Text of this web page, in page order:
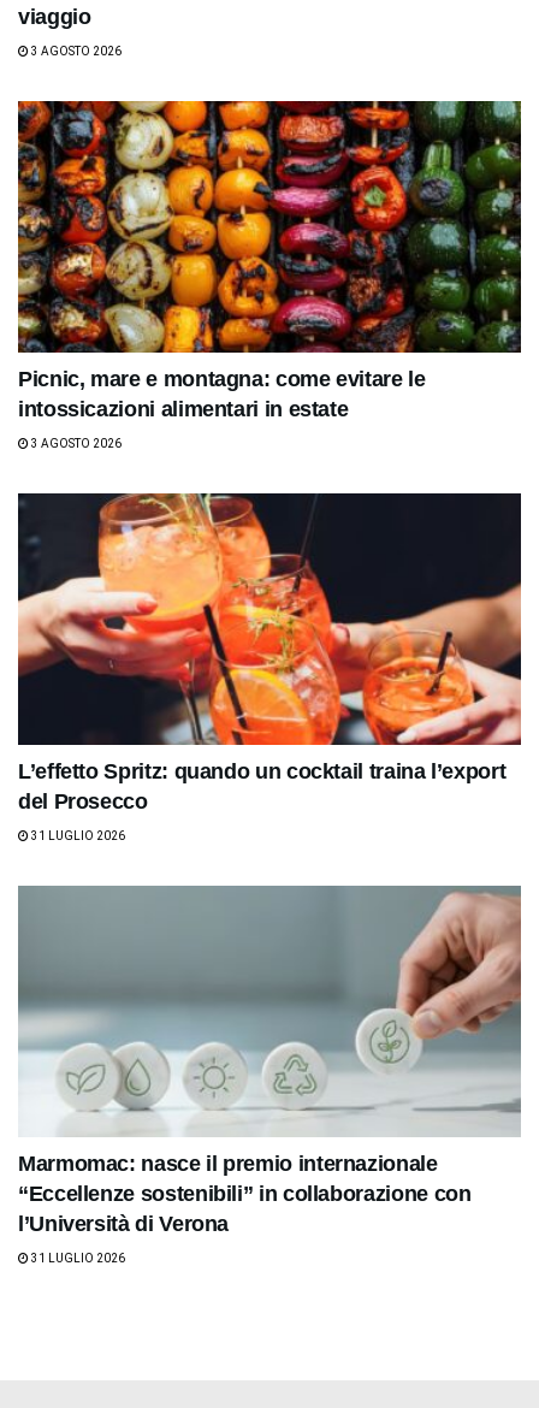
viaggio
3 AGOSTO 2026
Picnic, mare e montagna: come evitare le
intossicazioni alimentari in estate
3 AGOSTO 2026
L’effetto Spritz: quando un cocktail traina l’export
del Prosecco
31 LUGLIO 2026
Marmomac: nasce il premio internazionale
“Eccellenze sostenibili” in collaborazione con
l’Università di Verona
31 LUGLIO 2026